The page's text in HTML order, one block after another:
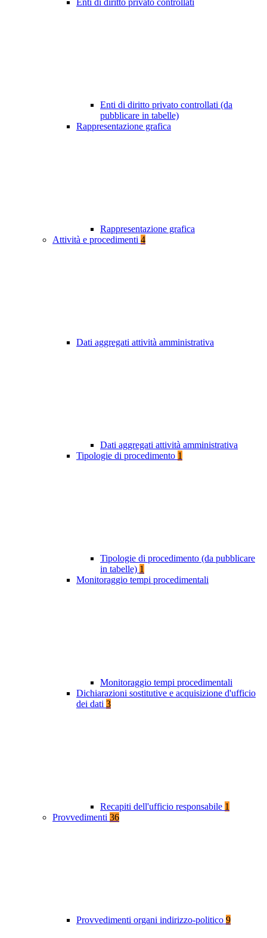
Enti di diritto privato controllati
Enti di diritto privato controllati (da
pubblicare in tabelle)
Rappresentazione grafica
Rappresentazione grafica
Attività e procedimenti 4
Dati aggregati attività amministrativa
Dati aggregati attività amministrativa
Tipologie di procedimento 1
Tipologie di procedimento (da pubblicare
in tabelle) 1
Monitoraggio tempi procedimentali
Monitoraggio tempi procedimentali
Dichiarazioni sostitutive e acquisizione d'ufficio
dei dati 3
Recapiti dell'ufficio responsabile 1
Provvedimenti 36
Provvedimenti organi indirizzo-politico 9